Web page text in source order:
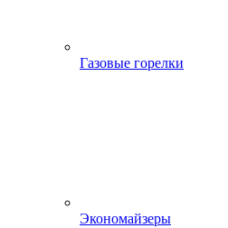
Газовые горелки
Экономайзеры